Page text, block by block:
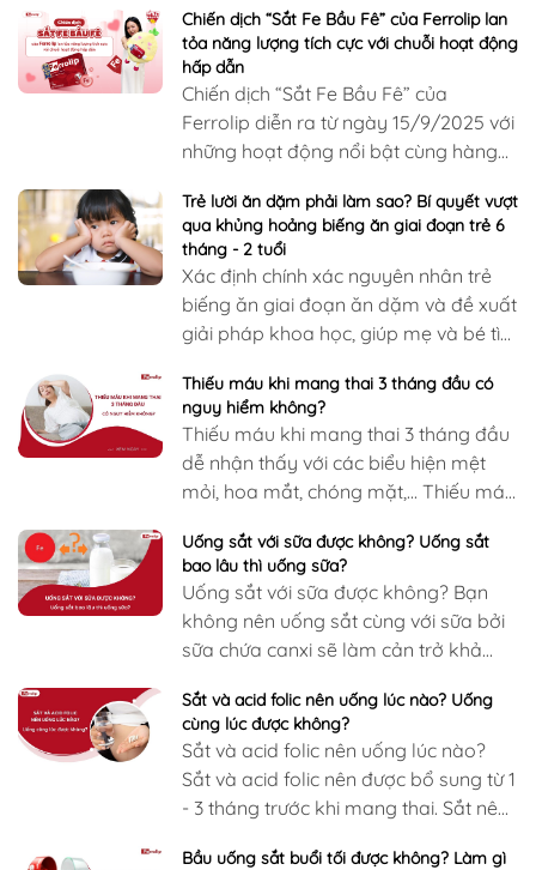
máu, các chỉ số này ở mức…
Chiến dịch “Sắt Fe Bầu Fê” của Ferrolip lan
tỏa năng lượng tích cực với chuỗi hoạt động
hấp dẫn
Chiến dịch “Sắt Fe Bầu Fê” của
Ferrolip diễn ra từ ngày 15/9/2025 với
những hoạt động nổi bật cùng hàng
được trao đến tận tay các khách
hàng.
Trẻ lười ăn dặm phải làm sao? Bí quyết vượt
qua khủng hoảng biếng ăn giai đoạn trẻ 6
tháng - 2 tuổi
Xác định chính xác nguyên nhân trẻ
biếng ăn giai đoạn ăn dặm và đề xuất
giải pháp khoa học, giúp mẹ và bé tìm
Thiếu máu khi mang thai 3 tháng đầu có
nguy hiểm không?
Thiếu máu khi mang thai 3 tháng đầu
dễ nhận thấy với các biểu hiện mệt
mỏi, hoa mắt, chóng mặt,... Thiếu máu
Uống sắt với sữa được không? Uống sắt
bao lâu thì uống sữa?
Uống sắt với sữa được không? Bạn
không nên uống sắt cùng với sữa bởi
sữa chứa canxi sẽ làm cản trở khả
Sắt và acid folic nên uống lúc nào? Uống
cùng lúc được không?
Sắt và acid folic nên uống lúc nào?
Sắt và acid folic nên được bổ sung từ 1
- 3 tháng trước khi mang thai. Sắt nên
Bầu uống sắt buổi tối được không? Làm gì